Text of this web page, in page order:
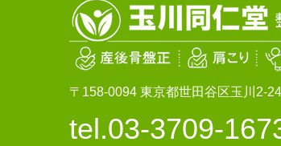
〒158-0094 東京都世田谷区玉川2-
tel.03-3709-